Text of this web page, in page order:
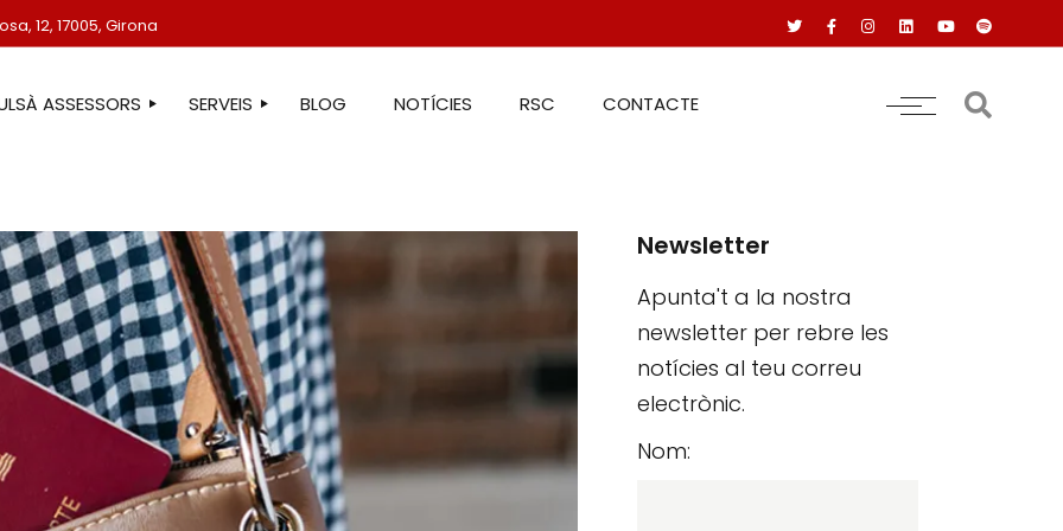
12, 17005, Girona
ASSESSORS SERVEIS
ASSESSORIA FISCAL
ASSESSORIA COMPTABLE
ASSESSORIA JURÍDICA
ASSESSORIA ADMINISTRATIVA
ASSESSORIA DE COMUNICACIÓ
ASSESSORIA EN ESTRANGERIA
PROTECCIÓ DE DADES
SERVEIS IMMOBILIARIS
BLOG NOTÍCIES RSC CONTACTE
Newsletter
Apunta't a la nostra
newsletter per rebre les
notícies al teu correu
electrònic.
Nom: